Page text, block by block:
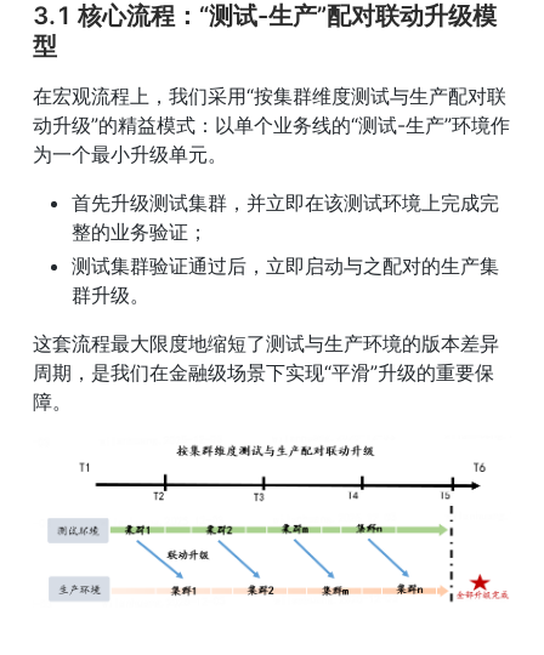
3.1 核心流程：“测试-生产”配对联动升级模
型
在宏观流程上，我们采用“按集群维度测试与生产配对联
动升级”的精益模式：以单个业务线的“测试-生产”环境作
为一个最小升级单元。
首先升级测试集群，并立即在该测试环境上完成完
整的业务验证；
测试集群验证通过后，立即启动与之配对的生产集
群升级。
这套流程最大限度地缩短了测试与生产环境的版本差异
周期，是我们在金融级场景下实现“平滑”升级的重要保
障。